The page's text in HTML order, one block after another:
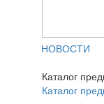
НОВОСТИ
Каталог
Каталог